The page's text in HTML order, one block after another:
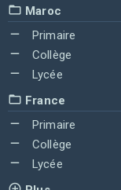
Maroc
Primaire
Collège
Lycée
France
Primaire
Collège
Lycée